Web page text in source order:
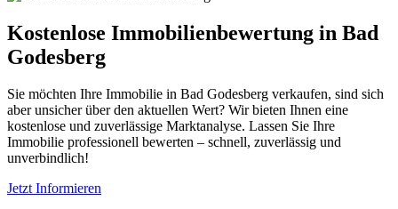
Kostenlose Immobilienbewertung in Bad
Godesberg
Sie möchten Ihre Immobilie in Bad Godesberg verkaufen, sind sich
aber unsicher über den aktuellen Wert? Wir bieten Ihnen eine
kostenlose und zuverlässige Marktanalyse. Lassen Sie Ihre
Immobilie professionell bewerten – schnell, zuverlässig und
unverbindlich!
Jetzt Informieren